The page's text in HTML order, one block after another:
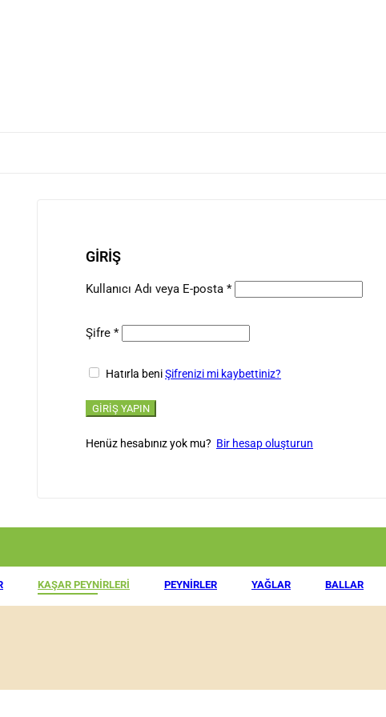
GIRIŞ
Kullanıcı Adı veya E-posta *
Şifre *
Hatırla beniŞifrenizi mi kaybettiniz?
Henüz hesabınız yok mu? Bir hesap oluşturun
KAŞAR PEYNIRLERI PEYNIRLER YAĞLAR BALLAR